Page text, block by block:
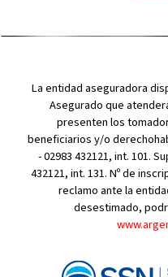
La entidad aseguradora
Asegurado que
presenten los
beneficiarios y/o
- 02983 432121, int. 101.
432121, int. 131. Nº de
reclamo ante la
desestimado,